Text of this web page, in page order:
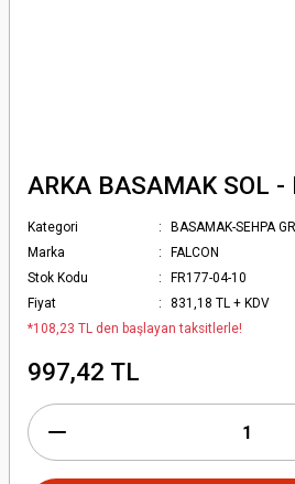
ARKA BASAMAK SOL -
Kategori
BASAMAK-SEHPA
Marka
FALCON
Stok Kodu
FR177-04-10
Fiyat
831,18 TL + KDV
*108,23 TL den başlayan taksitlerle!
997,42 TL